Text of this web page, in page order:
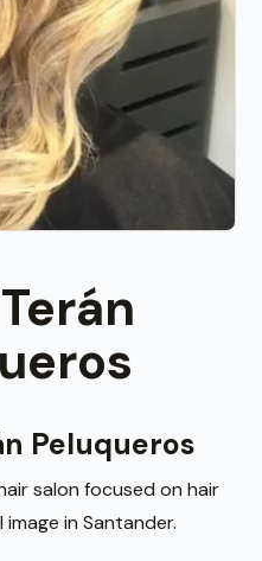
Peluqueros
salon focused on hair
in Santander.